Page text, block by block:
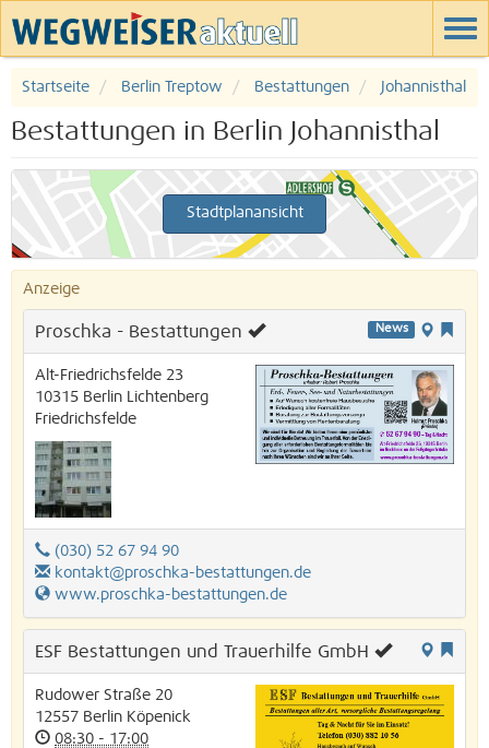
Startseite Berlin Treptow Bestattungen Johannisthal
Bestattungen in Berlin Johannisthal
Stadtplanansicht
Anzeige
News
Proschka - Bestattungen
Alt-Friedrichsfelde 23
10315 Berlin
Lichtenberg
Friedrichsfelde
(030) 52 67 94 90
kontakt@proschka-bestattungen.de
www.proschka-bestattungen.de
ESF Bestattungen und Trauerhilfe GmbH
Rudower Straße 20
12557 Berlin Köpenick
08:30 - 17:00